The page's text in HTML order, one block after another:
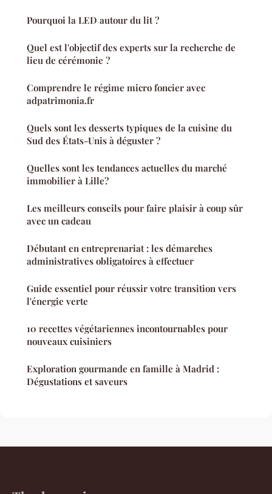
Pourquoi la LED autour du lit ?
Quel est l'objectif des experts sur la recherche de
lieu de cérémonie ?
Comprendre le régime micro foncier avec
adpatrimonia.fr
Quels sont les desserts typiques de la cuisine du
Sud des États-Unis à déguster ?
Quelles sont les tendances actuelles du marché
immobilier à Lille?
Les meilleurs conseils pour faire plaisir à coup sûr
avec un cadeau
Débutant en entreprenariat : les démarches
administratives obligatoires à effectuer
Guide essentiel pour réussir votre transition vers
l'énergie verte
10 recettes végétariennes incontournables pour
nouveaux cuisiniers
Exploration gourmande en famille à Madrid :
Dégustations et saveurs